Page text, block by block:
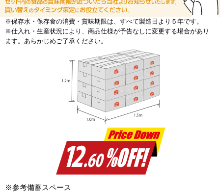
※保存水・保存食の消費・賞味期限は、すべて製造日より５年です。
※仕入れ・生産状況により、商品仕様が予告なしに変更する場合があり
ます。あらかじめご了承ください。
※参考備蓄スペース